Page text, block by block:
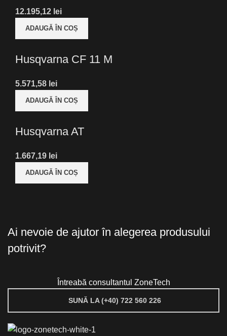
12.195,12 lei
ADAUGĂ ÎN COȘ
Husqvarna CF 11 M
5.571,58 lei
ADAUGĂ ÎN COȘ
Husqvarna AT
1.667,19 lei
ADAUGĂ ÎN COȘ
Ai nevoie de ajutor în alegerea produsului
potrivit?
Întreabă consultantul ZoneTech
SUNĂ LA (+40) 722 560 226